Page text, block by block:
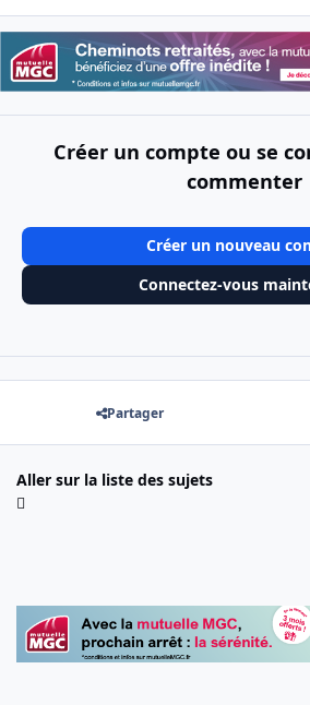
Créer un compte ou se
commenter
Créer un nouveau
Connectez-vous
Partager
Aller sur la liste des sujets